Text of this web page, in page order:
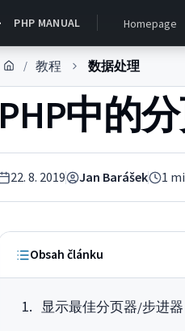
PHP MANUAL Homepage
/ 教程 数据处理
PHP中的
22. 8. 2019 Jan Barášek 1
Obsah článku
显示最佳分页器/步进器